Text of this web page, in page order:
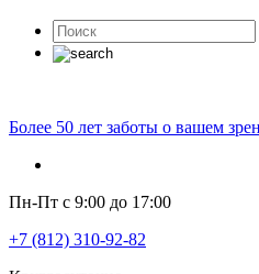
Более 50 лет заботы о вашем
Пн-Пт с 9:00 до 17:00
+7 (812) 310-92-82